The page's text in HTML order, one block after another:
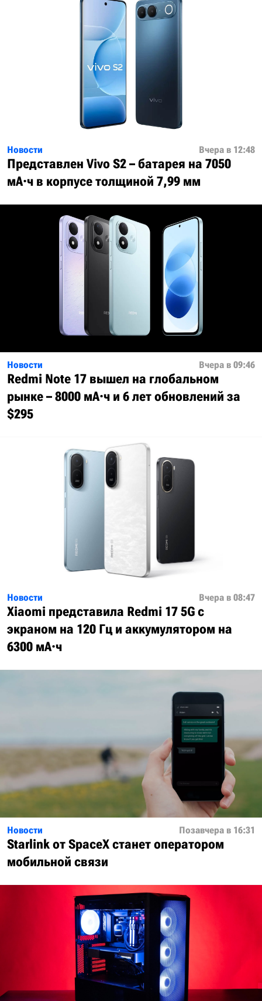
Новости Вчера в 12:48
Представлен Vivo S2 – батарея на 7050
мА·ч в корпусе толщиной 7,99 мм
Новости Вчера в 09:46
Redmi Note 17 вышел на глобальном
рынке – 8000 мА·ч и 6 лет обновлений за
$295
Новости Вчера в 08:47
Xiaomi представила Redmi 17 5G с
экраном на 120 Гц и аккумулятором на
6300 мА·ч
Новости Позавчера в 16:31
Starlink от SpaceX станет оператором
мобильной связи